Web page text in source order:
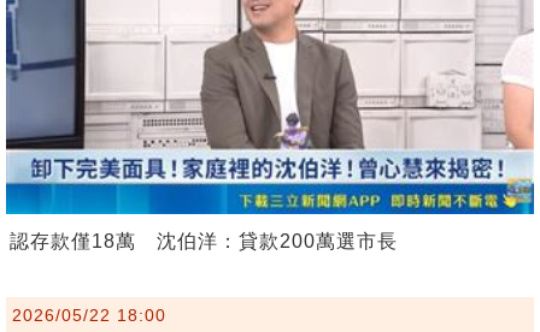
認存款僅18萬 沈伯洋：貸款200萬選市長
2026/05/22 18:00